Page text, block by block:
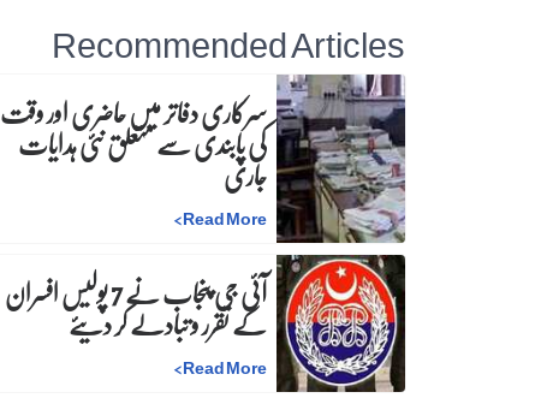
Recommended Articles
سرکاری دفاتر میں حاضری اور وقت
کی پابندی سے متعلق نئی ہدایات
جاری
Read More
>
آئی جی پنجاب نے 7 پولیس افسرانکے تقرر و تبادلے کر دیئے
Read More
>